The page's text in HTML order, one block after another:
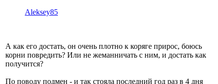
Aleksey85
А как его достать, он очень плотно к коряге прирос, боюсь
корни повредить? Или не жеманничать с ним, и достать как
получится?
По поводу подмен - и так стояла последний год раз в 4 дня